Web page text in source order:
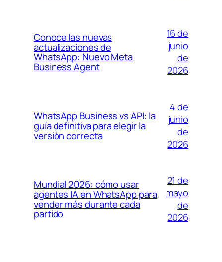
Conoce las nuevas
actualizaciones de
WhatsApp: Nuevo Meta
Business Agent
16 de
junio
de
2026
WhatsApp Business vs API: la
guía definitiva para elegir la
versión correcta
4 de
junio
de
2026
Mundial 2026: cómo usar
agentes IA en WhatsApp para
vender más durante cada
partido
21 de
mayo
de
2026